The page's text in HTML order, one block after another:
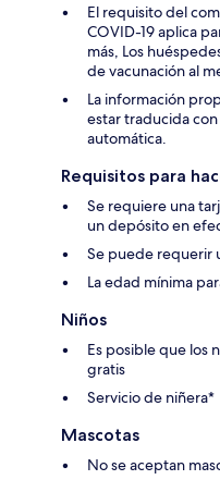
El requisito del
COVID-19 aplica
más, Los
de vacunación al
La información
estar traducida
automática.
Requisitos para
Se requiere una
un depósito en
Se puede requerir
La edad mínima
Niños
Es posible que los
gratis
Servicio de niñera*
Mascotas
No se aceptan